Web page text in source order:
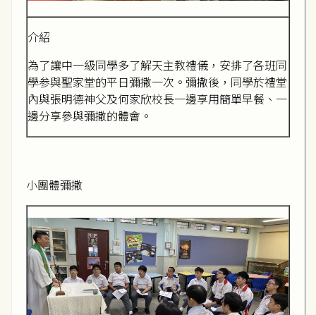
介紹
為了讓中一級同學多了解天主教禮儀，安排了各班同
學参與聖家堂的平日彌撒一次。彌撒後，同學於禮堂
內與張明德神父及何家欣校長一邊享用簡單早餐、一
邊分享參與彌撒的體會。
小團體彌撒